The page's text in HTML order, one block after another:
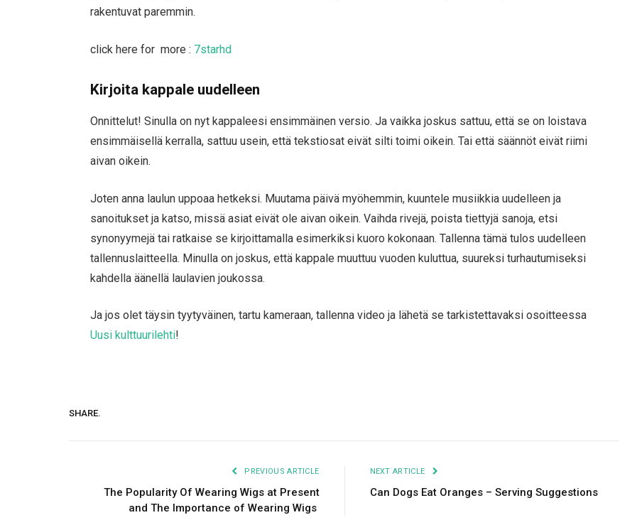
rakentuvat paremmin.
click here for more : 7starhd
Kirjoita kappale uudelleen
Onnittelut! Sinulla on nyt kappaleesi ensimmäinen versio. Ja vaikka joskus sattuu, että se on loistava
ensimmäisellä kerralla, sattuu usein, että tekstiosat eivät silti toimi oikein. Tai että säännöt eivät riimi
aivan oikein.
Joten anna laulun uppoaa hetkeksi. Muutama päivä myöhemmin, kuuntele musiikkia uudelleen ja
sanoitukset ja katso, missä asiat eivät ole aivan oikein. Vaihda rivejä, poista tiettyjä sanoja, etsi
synonyymejä tai ratkaise se kirjoittamalla esimerkiksi kuoro kokonaan. Tallenna tämä tulos uudelleen
tallennuslaitteella. Minulla on joskus, että kappale muuttuu vuoden kuluttua, suureksi turhautumiseksi
kahdella äänellä laulavien joukossa.
Ja jos olet täysin tyytyväinen, tartu kameraan, tallenna video ja lähetä se tarkistettavaksi osoitteessa
Uusi kulttuurilehti!
SHARE.
PREVIOUS ARTICLE
The Popularity Of Wearing Wigs at Present
and The Importance of Wearing Wigs
NEXT ARTICLE
Can Dogs Eat Oranges – Serving Suggestions